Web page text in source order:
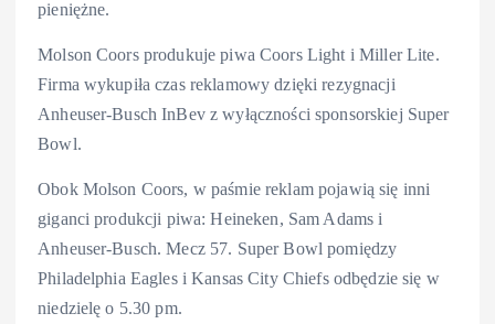
pieniężne.
Molson Coors produkuje piwa Coors Light i Miller Lite.
Firma wykupiła czas reklamowy dzięki rezygnacji
Anheuser-Busch InBev z wyłączności sponsorskiej Super
Bowl.
Obok Molson Coors, w paśmie reklam pojawią się inni
giganci produkcji piwa: Heineken, Sam Adams i
Anheuser-Busch. Mecz 57. Super Bowl pomiędzy
Philadelphia Eagles i Kansas City Chiefs odbędzie się w
niedzielę o 5.30 pm.